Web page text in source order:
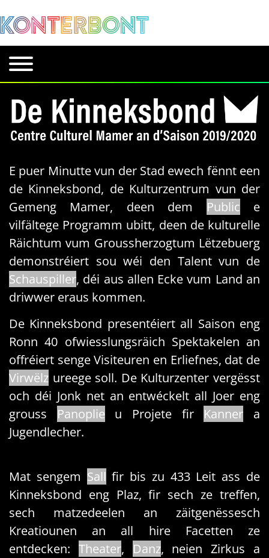
E puer Minutte vun der Stad ewech fënnt een
de Kinneksbond, de Kulturzentrum vun der
Gemeng Mamer, deen dem Public e
vilfältege Programm ubitt, deen de kulturelle
Räichtum vum Groussherzogtum Lëtzebuerg
demonstréiert sou wéi den Talent vun de
Schauspiller, déi aus allen Ecke vum Land an
driwwer eraus kommen.
De Kinneksbond presentéiert all Saison eng
Ronn 40 ofwiesslungsräich Spektakelen an
offréiert senge Visiteuren en Erliefnes, dat de
Virwëlz ureege soll. De Kulturzenter vergësst
och déi Jonk net an entwéckelt all Joer eng
grouss Panoplie u Projete fir Kanner a
Jugendlecher.
Mat sengem Sall fir bis zu 433 Leit ass de
Kinneksbond eng Plaz, fir sech ze treffen,
sech matzedeelen an zäitgenëssesch
Kreatiounen an all hire Facetten ze
entdecken: Theater, Danz, neien Zirkus a